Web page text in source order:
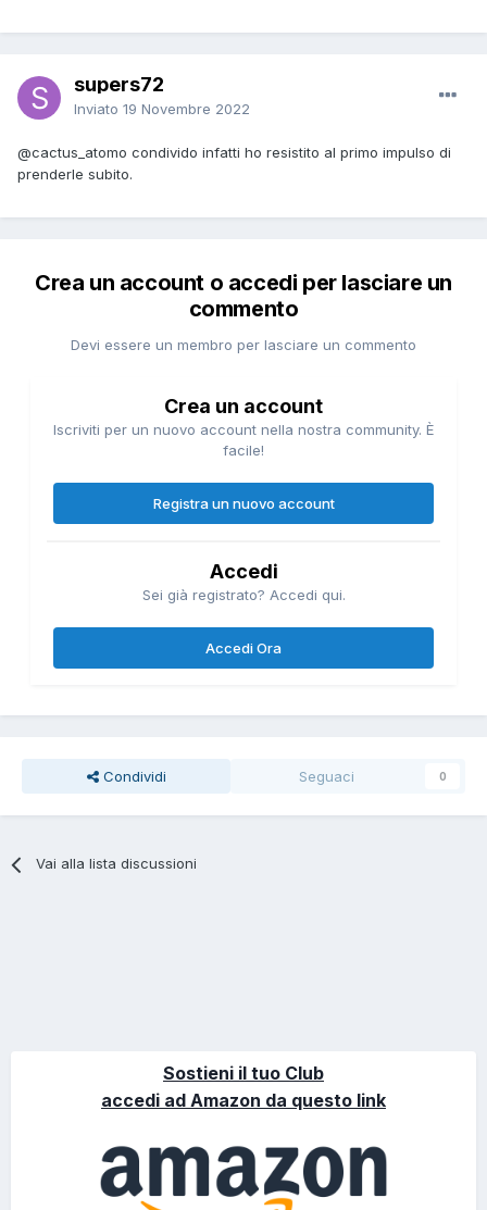
supers72
Inviato 19 Novembre 2022
@cactus_atomo condivido infatti ho resistito al primo impulso di
prenderle subito.
Crea un account o accedi per lasciare un
commento
Devi essere un membro per lasciare un commento
Crea un account
Iscriviti per un nuovo account nella nostra community. È
facile!
Registra un nuovo account
Accedi
Sei già registrato? Accedi qui.
Accedi Ora
Condividi Seguaci 0
Vai alla lista discussioni
Sostieni il tuo Club
accedi ad Amazon da questo link